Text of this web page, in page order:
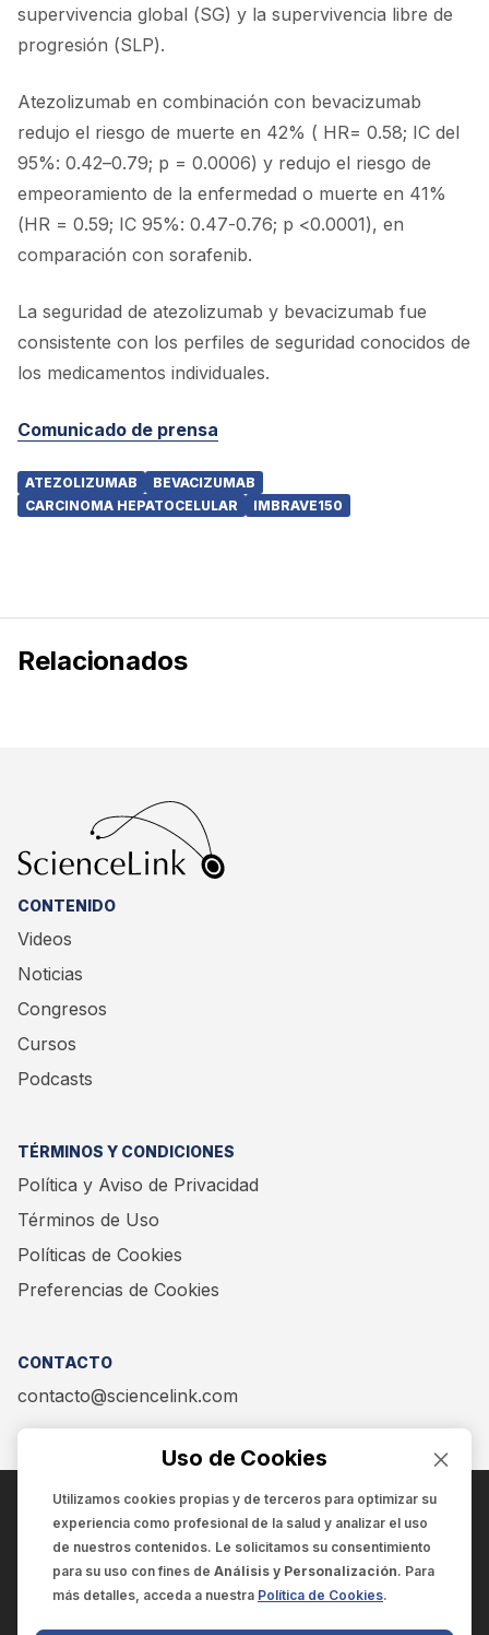
supervivencia global (SG) y la supervivencia libre de
progresión (SLP).
Atezolizumab en combinación con bevacizumab
redujo el riesgo de muerte en 42% ( HR= 0.58; IC del
95%: 0.42–0.79; p = 0.0006) y redujo el riesgo de
empeoramiento de la enfermedad o muerte en 41%
(HR = 0.59; IC 95%: 0.47-0.76; p <0.0001), en
comparación con sorafenib.
La seguridad de atezolizumab y bevacizumab fue
consistente con los perfiles de seguridad conocidos de
los medicamentos individuales.
Comunicado de prensa
ATEZOLIZUMAB
BEVACIZUMAB
CARCINOMA HEPATOCELULAR
IMBRAVE150
Relacionados
CONTENIDO
Videos
Noticias
Congresos
Cursos
Podcasts
TÉRMINOS Y CONDICIONES
Política y Aviso de Privacidad
Términos de Uso
Políticas de Cookies
Preferencias de Cookies
CONTACTO
contacto@sciencelink.com
ENCUÉNTRANOS EN:
Uso de Cookies
Utilizamos cookies propias y de terceros para optimizar su
experiencia como profesional de la salud y analizar el uso
de nuestros contenidos. Le solicitamos su consentimiento
para su uso con fines de Análisis y Personalización. Para
más detalles, acceda a nuestra Política de Cookies.